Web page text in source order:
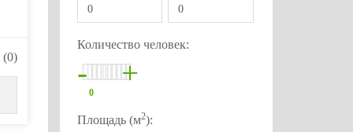
Количество человек:
-
0
+
Площадь (м2):